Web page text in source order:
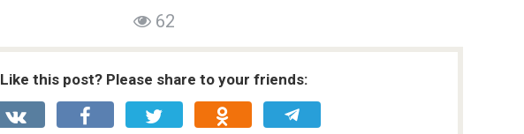
62
Like this post? Please share to your friends: